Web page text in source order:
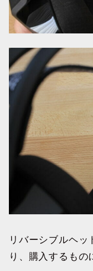
リバーシブルヘッ
り、購入するもの